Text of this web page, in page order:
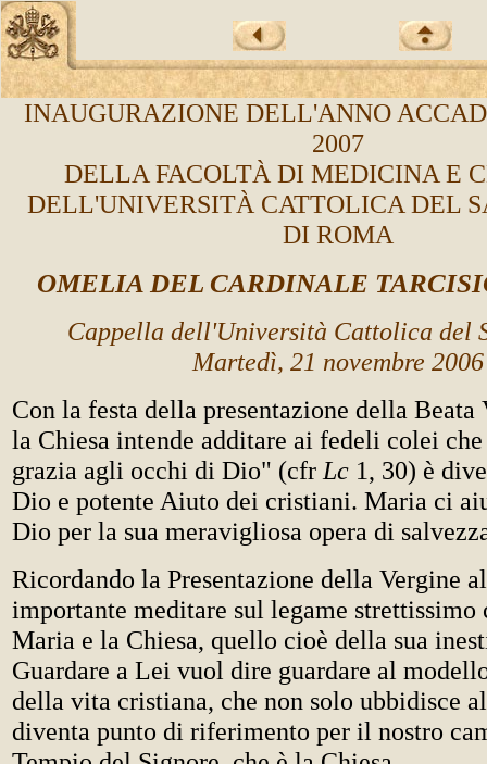
INAUGURAZIONE DELL'ANNO
2007
DELLA FACOLTÀ DI MEDICINA E
DELL'UNIVERSITÀ CATTOLICA DEL
DI ROMA
OMELIA DEL CARDINALE
Cappella dell'Università Cattolica del
Martedì, 21 novembre 2006
Con la festa della presentazione della Beata
la Chiesa intende additare ai fedeli colei
grazia agli occhi di Dio" (cfr Lc 1, 30) è
Dio e potente Aiuto dei cristiani. Maria ci
Dio per la sua meravigliosa opera di
Ricordando la Presentazione della Vergine
importante meditare sul legame strettissimo
Maria e la Chiesa, quello cioè della sua
Guardare a Lei vuol dire guardare al
della vita cristiana, che non solo ubbidisce
diventa punto di riferimento per il nostro